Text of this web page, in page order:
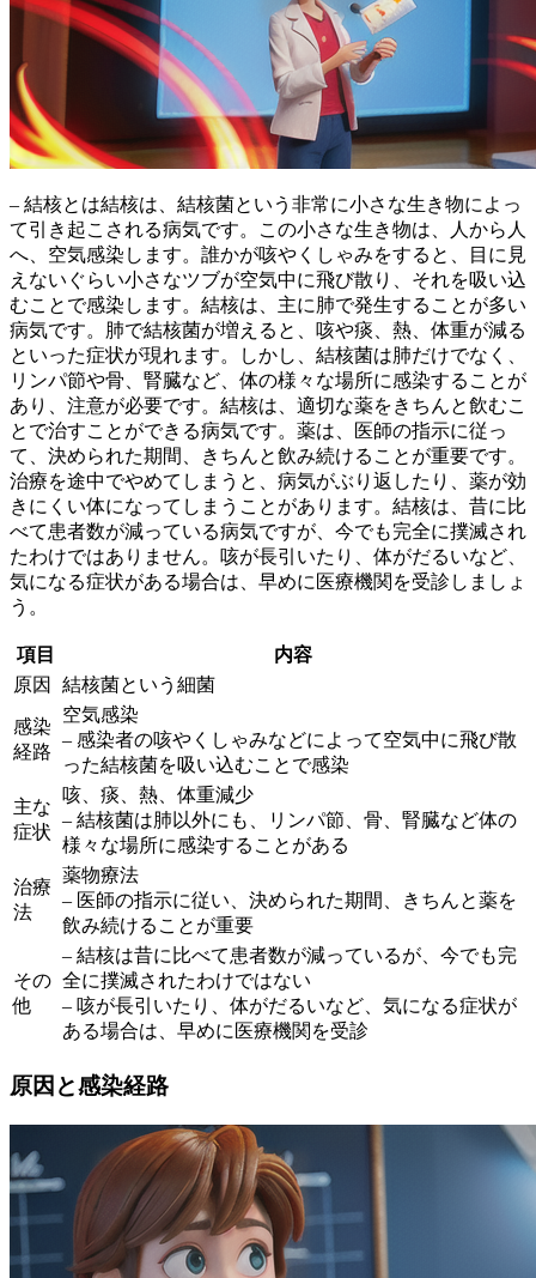
– 結核とは結核は、結核菌という非常に小さな生き物によっ
て引き起こされる病気です。この小さな生き物は、人から人
へ、 空気感染 します。誰かが咳やくしゃみをすると、目に見
えないぐらい小さなツブが空気中に飛び散り、それを吸い込
むことで感染します。結核は、 主に肺で発生する ことが多い
病気です。肺で結核菌が増えると、咳や痰、熱、体重が減る
といった症状が現れます。しかし、結核菌は肺だけでなく、
リンパ節や骨、腎臓など、体の様々な場所に感染することが
あり、注意が必要です。結核は、 適切な薬をきちんと飲むこ
とで治すことができる病気です。薬は、医師の指示に従っ
て、決められた期間、きちんと飲み続けることが重要です。
治療を途中でやめてしまうと、病気がぶり返したり、薬が効
きにくい体になってしまうことがあります。結核は、昔に比
べて患者数が減っている病気ですが、今でも完全に撲滅され
たわけではありません。咳が長引いたり、体がだるいなど、
気になる症状がある場合は、早めに医療機関を受診しましょ
う。
項目
内容
原因
結核菌という細菌
感染
経路
空気感染
– 感染者の咳やくしゃみなどによって空気中に飛び散
った結核菌を吸い込むことで感染
主な
症状
咳、痰、熱、体重減少
– 結核菌は肺以外にも、リンパ節、骨、腎臓など体の
様々な場所に感染することがある
治療
法
薬物療法
– 医師の指示に従い、決められた期間、きちんと薬を
飲み続けることが重要
その
他
– 結核は昔に比べて患者数が減っているが、今でも完
全に撲滅されたわけではない
– 咳が長引いたり、体がだるいなど、気になる症状が
ある場合は、早めに医療機関を受診
原因と感染経路